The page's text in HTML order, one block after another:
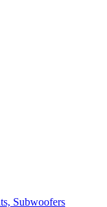
Subwoofers